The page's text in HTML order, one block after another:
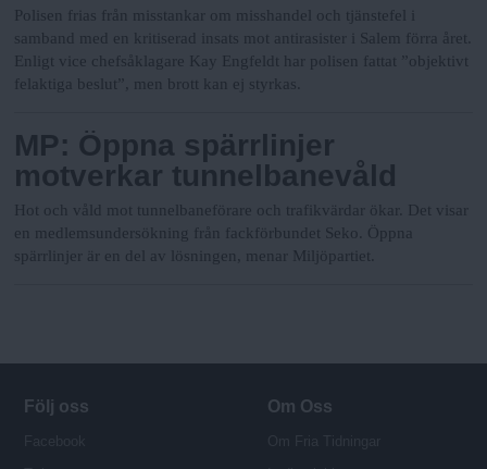
Polisen frias från misstankar om misshandel och tjänstefel i
samband med en kritiserad insats mot antirasister i Salem förra året.
Enligt vice chefsåklagare Kay Engfeldt har polisen fattat ”objektivt
felaktiga beslut”, men brott kan ej styrkas.
MP: Öppna spärrlinjer
motverkar tunnelbanevåld
Hot och våld mot tunnelbaneförare och trafikvärdar ökar. Det visar
en medlemsundersökning från fackförbundet Seko. Öppna
spärrlinjer är en del av lösningen, menar Miljöpartiet.
Följ oss Om Oss